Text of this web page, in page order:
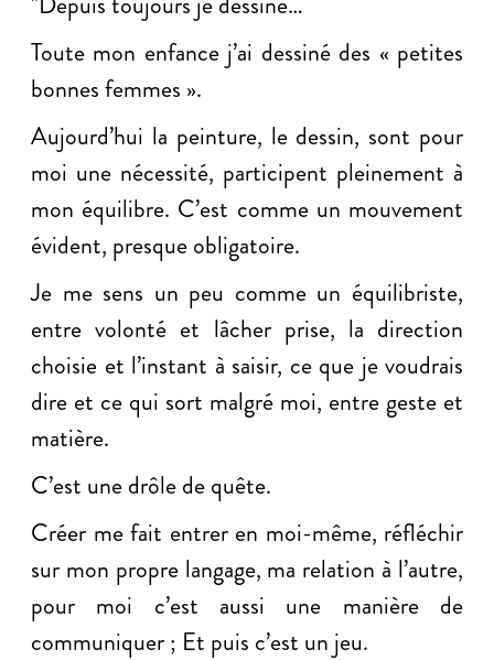
Toute mon enfance j’ai dessiné des « petites
bonnes femmes ».
Aujourd’hui la peinture, le dessin, sont pour
moi une nécessité, participent pleinement à
mon équilibre. C’est comme un mouvement
évident, presque obligatoire.
Je me sens un peu comme un équilibriste,
entre volonté et lâcher prise, la direction
choisie et l’instant à saisir, ce que je voudrais
dire et ce qui sort malgré moi, entre geste et
matière.
C’est une drôle de quête.
Créer me fait entrer en moi-même, réfléchir
sur mon propre langage, ma relation à l’autre,
pour moi c’est aussi une manière de
communiquer ; Et puis c’est un jeu.